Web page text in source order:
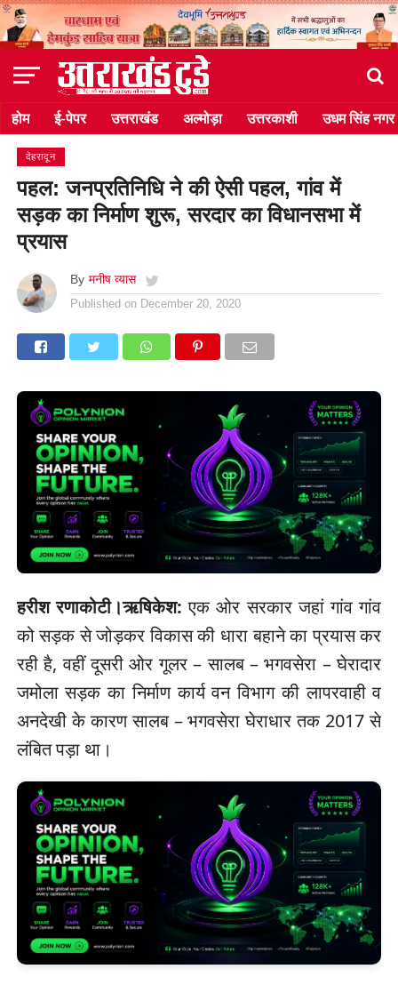
होम ई-पेपर उत्तराखंड अल्मोड़ा उत्तरकाशी उधम सिंह नगर
देहरादून
पहल: जनप्रतिनिधि ने की ऐसी पहल, गांव में
सड़क का निर्माण शुरू, सरदार का विधानसभा में
प्रयास
By मनीष व्यास
Published on December 20, 2020
हरीश रणाकोटी।ऋषिकेश: एक ओर सरकार जहां गांव गांव
को सड़क से जोड़कर विकास की धारा बहाने का प्रयास कर
रही है, वहीं दूसरी ओर गूलर – सालब – भगवसेरा – घेरादार
जमोला सड़क का निर्माण कार्य वन विभाग की लापरवाही व
अनदेखी के कारण सालब – भगवसेरा घेराधार तक 2017 से
लंबित पड़ा था।